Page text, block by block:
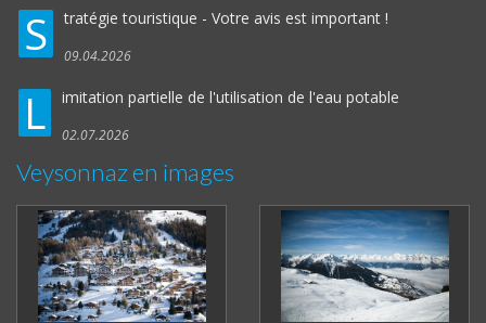
S tratégie touristique - Votre avis est important !
09.04.2026
L imitation partielle de l'utilisation de l'eau potable
02.07.2026
Veysonnaz en images